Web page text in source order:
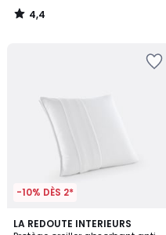
4,4
/
-10% DÈS 2*
LA REDOUTE INTERIEURS
4,6